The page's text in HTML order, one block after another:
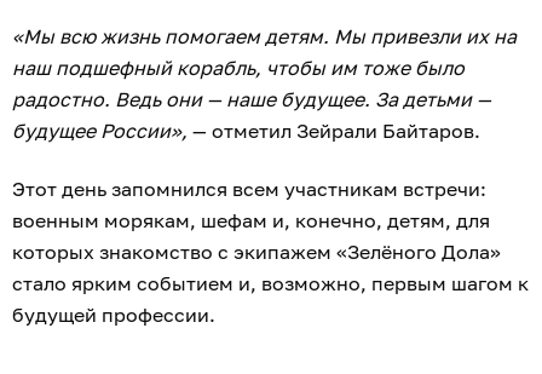
«Мы всю жизнь помогаем детям. Мы привезли их на
наш подшефный корабль, чтобы им тоже было
радостно. Ведь они — наше будущее. За детьми —
будущее России», — отметил Зейрали Байтаров.
Этот день запомнился всем участникам встречи:
военным морякам, шефам и, конечно, детям, для
которых знакомство с экипажем «Зелёного Дола»
стало ярким событием и, возможно, первым шагом к
будущей профессии.